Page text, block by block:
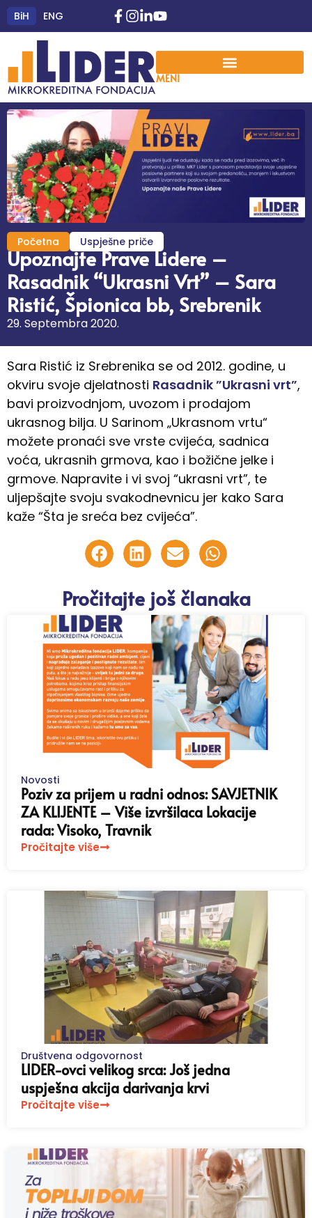
BiH ENG
MENI
Početna Uspješne priče
Upoznajte Prave Lidere –
Rasadnik “Ukrasni Vrt” – Sara
Ristić, Špionica bb, Srebrenik
29. Septembra 2020.
Sara Ristić iz Srebrenika se od 2012. godine, u
okviru svoje djelatnosti Rasadnik ”Ukrasni vrt”,
bavi proizvodnjom, uvozom i prodajom
ukrasnog bilja. U Sarinom „Ukrasnom vrtu“
možete pronaći sve vrste cvijeća, sadnica
voća, ukrasnih grmova, kao i božične jelke i
grmove. Napravite i vi svoj “ukrasni vrt”, te
uljepšajte svoju svakodnevnicu jer kako Sara
kaže “Šta je sreća bez cvijeća”.
Pročitajte još članaka
Novosti
Poziv za prijem u radni odnos: SAVJETNIK
ZA KLIJENTE – Više izvršilaca Lokacije
rada: Visoko, Travnik
Pročitajte više
Društvena odgovornost
LIDER-ovci velikog srca: Još jedna
uspješna akcija darivanja krvi
Pročitajte više